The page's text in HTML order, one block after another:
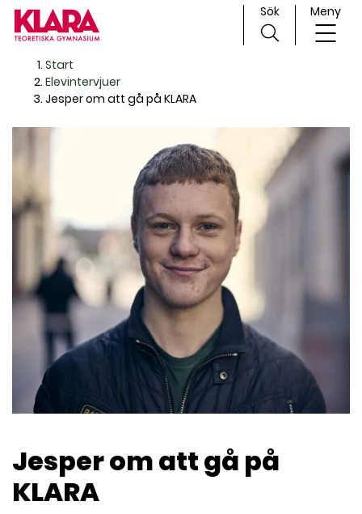
Huvudnavigation
Sök Meny
Start
Elevintervjuer
Jesper om att gå på KLARA
Jesper om att gå på
KLARA